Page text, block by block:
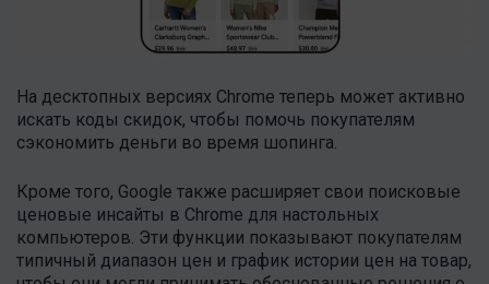
На десктопных версиях Chrome теперь может активно
искать коды скидок, чтобы помочь покупателям
сэкономить деньги во время шопинга.
Кроме того, Google также расширяет свои поисковые
ценовые инсайты в Chrome для настольных
компьютеров. Эти функции показывают покупателям
типичный диапазон цен и график истории цен на товар,